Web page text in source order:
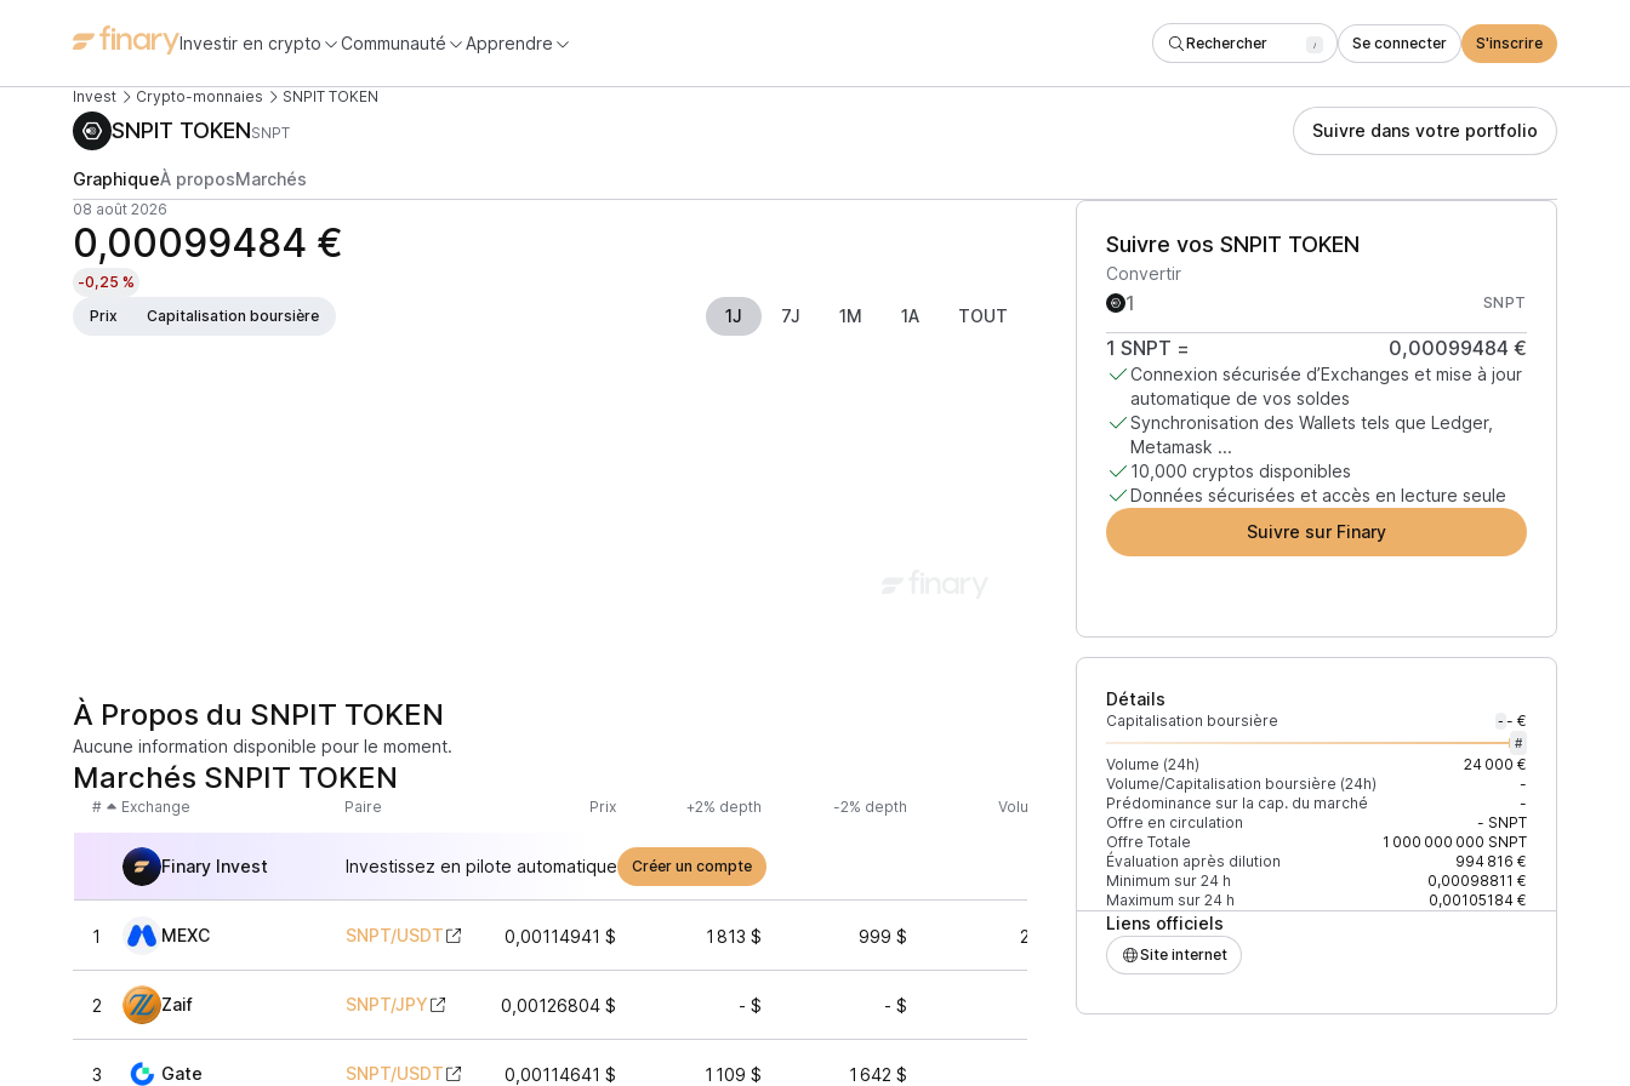
Investir en crypto Communauté Apprendre Rechercher / Se connecter S'inscrire
Invest Crypto-monnaies SNPIT TOKEN
SNPIT TOKENSNPT Suivre dans votre portfolio
GraphiqueÀ proposMarchés
08 août 2026
0,00099484 €
-0,25 %
Prix
Capitalisation boursière 1J 7J 1M 1A TOUT
Suivre vos SNPIT TOKEN
Convertir
SNPT
1 SNPT = 0,00099484 €
Connexion sécurisée d’Exchanges et mise à jour
automatique de vos soldes
Synchronisation des Wallets tels que Ledger,
Metamask ...
10,000 cryptos disponibles
Données sécurisées et accès en lecture seule
Suivre sur Finary
Détails
Capitalisation boursière - - €
#
Volume (24h)
24 000 €
Volume/Capitalisation boursière (24h)
-
Prédominance sur la cap. du marché
-
Offre en circulation
- SNPT
Offre Totale
1 000 000 000 SNPT
Évaluation après dilution
994 816 €
Minimum sur 24 h
0,00098811 €
Maximum sur 24 h
0,00105184 €
Liens officiels
Site internet
À Propos du SNPIT TOKEN
Aucune information disponible pour le moment.
Marchés SNPIT TOKEN
# Exchange Paire Prix +2% depth -2% depth Volume (24h) % du volume Confiance Mis à jour
Finary Invest Investissez en pilote automatique Créer un compte
1 MEXC SNPT/USDT 0,00114941 $ 1 813 $ 999 $ 27 597 $ 99,47 %
2 Zaif SNPT/JPY 0,00126804 $ - $ - $ 147 $
3 Gate SNPT/USDT 0,00114641 $ 1 109 $ 1 642 $